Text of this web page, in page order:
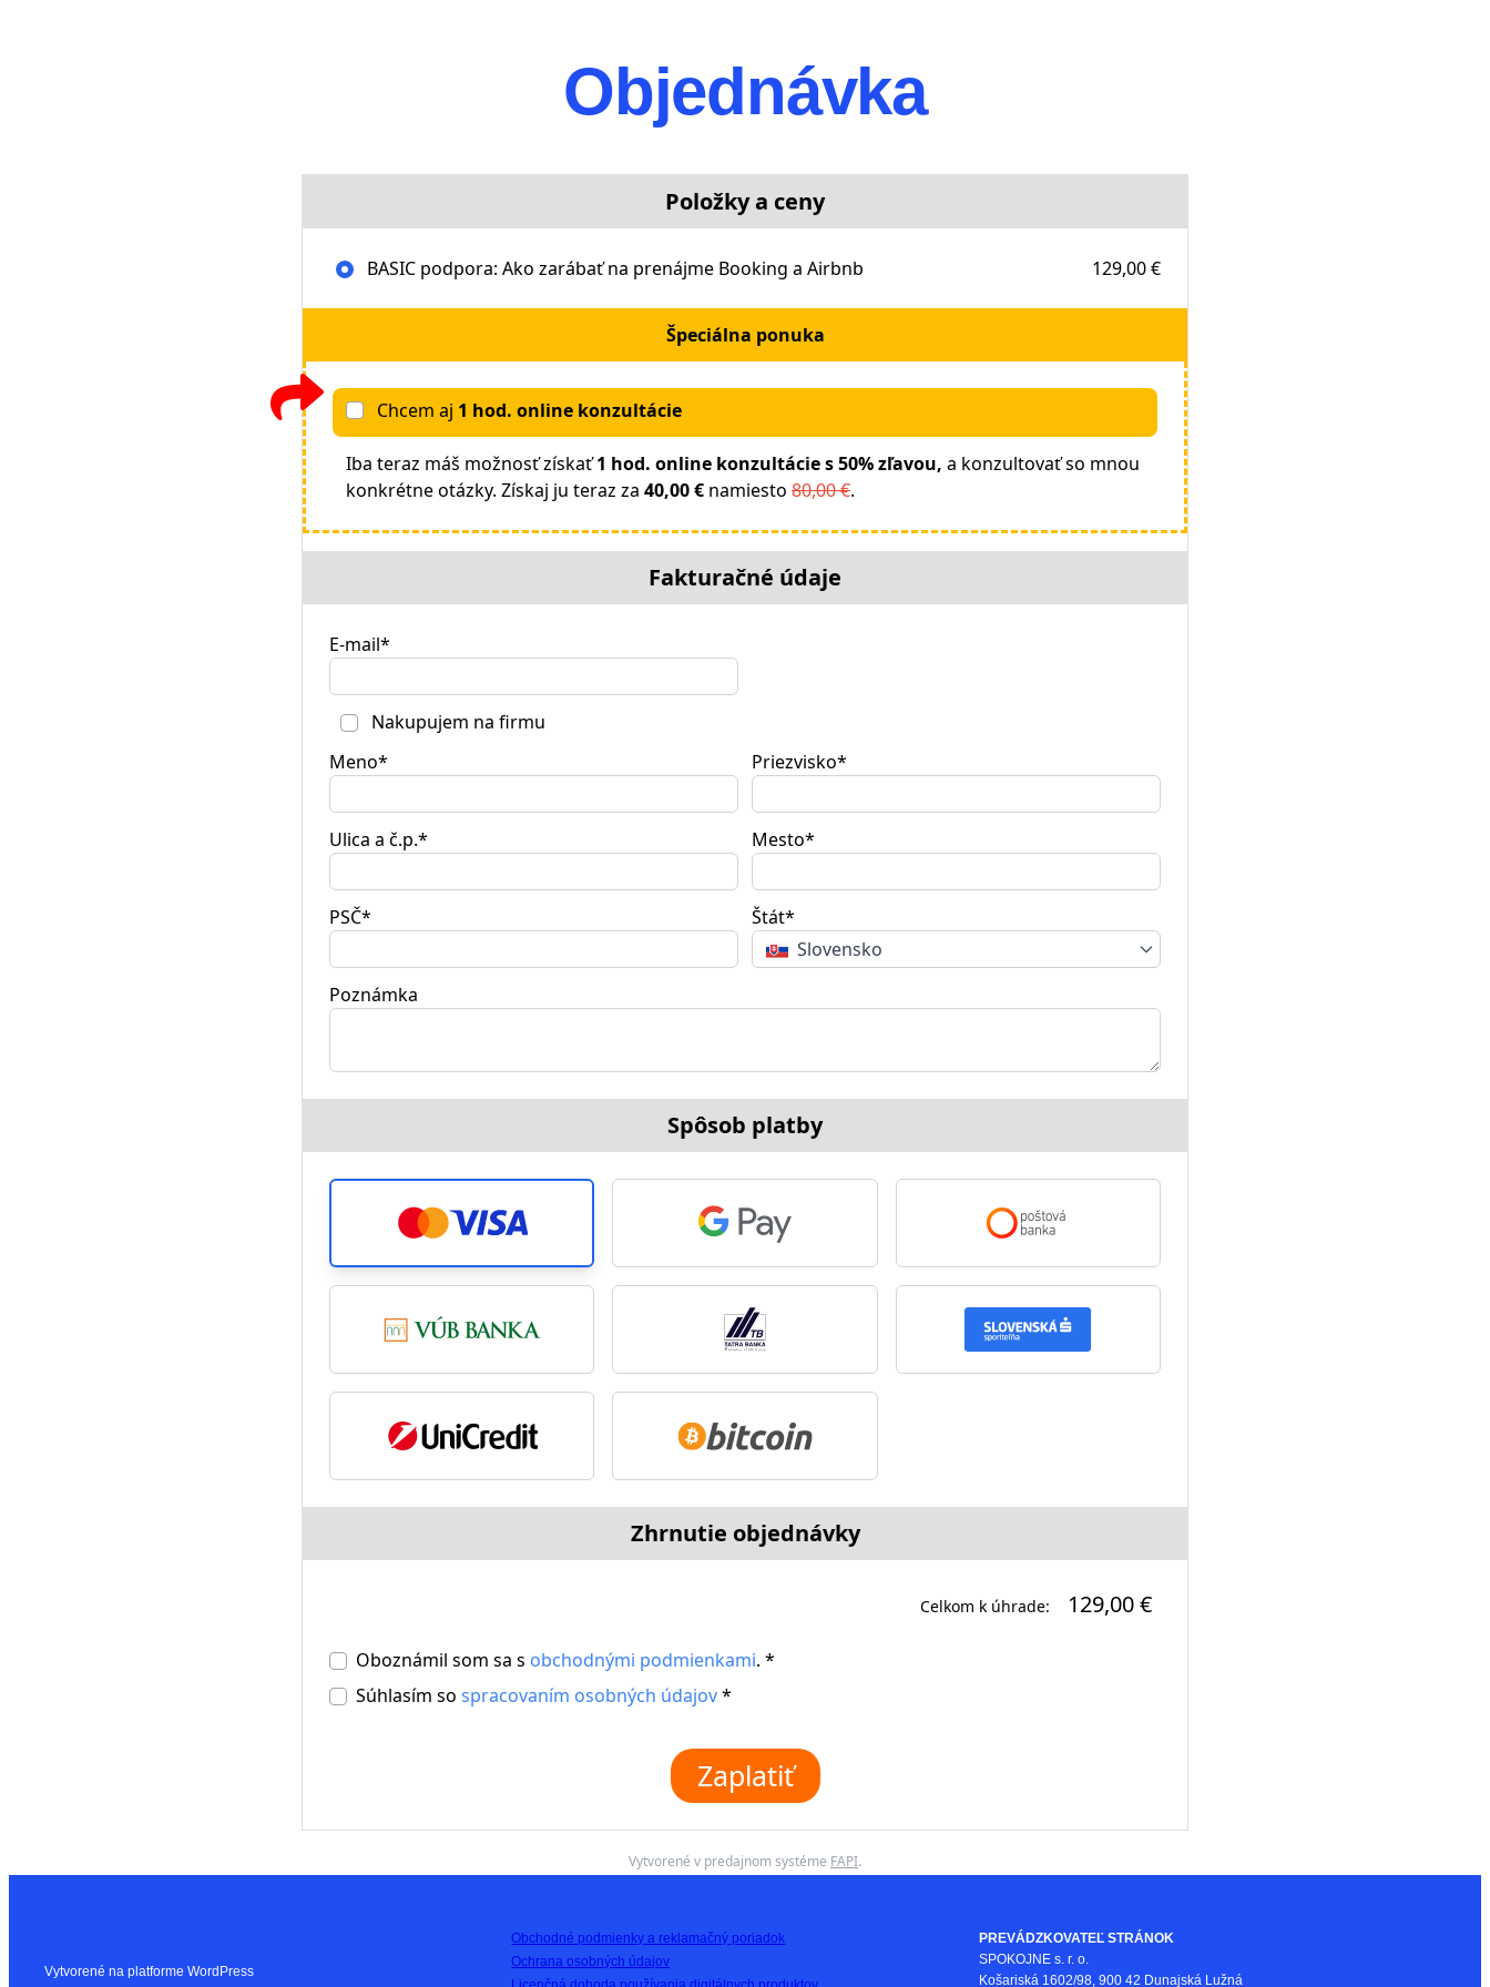
Objednávka
Položky a ceny
BASIC podpora: Ako zarábať na prenájme Booking a Airbnb 129,00 €
Špeciálna ponuka
Chcem aj 1 hod. online konzultácie
Iba teraz máš možnosť získať1 hod. online konzultácies 50% zľavou, a konzultovať so mnou
konkrétne otázky. Získaj ju teraz za 40,00 € namiesto 80,00 €.
Fakturačné údaje
E-mail*
Nakupujem na firmu
Meno*
Priezvisko*
Ulica a č.p.* Mesto*
PSČ*
Štát*
Slovensko
Poznámka
Spôsob platby
Zhrnutie objednávky
Celkom k úhrade: 129,00 €
Oboznámil som sa s obchodnými podmienkami. *
Súhlasím so spracovaním osobných údajov*
Zaplatiť
Vytvorené v predajnom systéme FAPI.
Vytvorené na platforme WordPress
Obchodné podmienky a reklamačný poriadok
Ochrana osobných údajov
PREVÁDZKOVATEĽ STRÁNOK
SPOKOJNE s. r. o.
Košariská 1602/98, 900 42 Dunajská Lužná